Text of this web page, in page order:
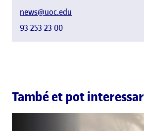
news@uoc.edu
93 253 23 00
També et pot interessar